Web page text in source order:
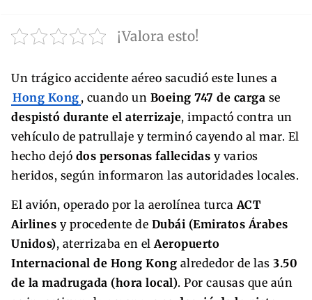
¡Valora esto!
Un trágico accidente aéreo sacudió este lunes a
Hong Kong , cuando un Boeing 747 de carga se
despistó durante el aterrizaje, impactó contra un
vehículo de patrullaje y terminó cayendo al mar. El
hecho dejó dos personas fallecidas y varios
heridos, según informaron las autoridades locales.
El avión, operado por la aerolínea turca ACT
Airlines y procedente de Dubái (Emiratos Árabes
Unidos), aterrizaba en el Aeropuerto
Internacional de Hong Kong alrededor de las 3.50
de la madrugada (hora local). Por causas que aún